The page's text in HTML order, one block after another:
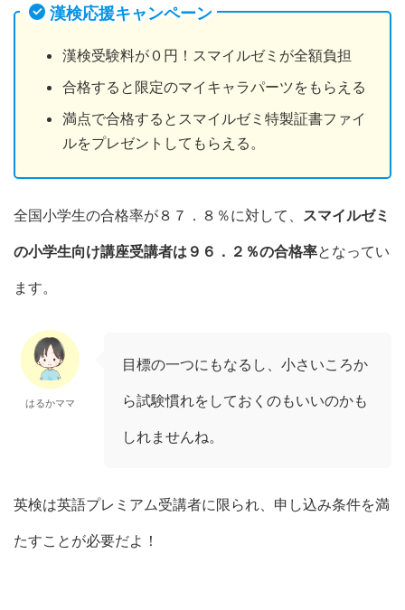
漢検応援キャンペーン
漢検受験料が０円！スマイルゼミが全額負担
合格すると限定のマイキャラパーツをもらえる
満点で合格するとスマイルゼミ特製証書ファイ
ルをプレゼントしてもらえる。
全国小学生の合格率が８７．８％に対して、 スマイルゼミ
の小学生向け講座受講者は９６．２％の合格率となってい
ます。
はるかママ
目標の一つにもなるし、小さいころか
ら試験慣れをしておくのもいいのかも
しれませんね。
英検は英語プレミアム受講者に限られ、申し込み条件を満
たすことが必要だよ！